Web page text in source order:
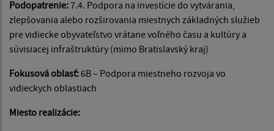
Podopatrenie:7.4. Podpora na investície do vytvárania,
zlepšovania alebo rozširovania miestnych základných služieb
pre vidiecke obyvateľstvo vrátane voľného času a kultúry a
súvisiacej infraštruktúry (mimo Bratislavský kraj)
Fokusová oblasť:6B – Podpora miestneho rozvoja vo
vidieckych oblastiach
Miesto realizácie: